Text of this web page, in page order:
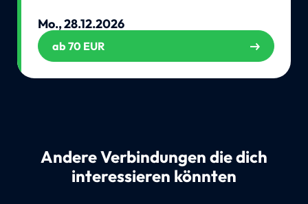
Mo., 28.12.2026
ab 70 EUR
Andere Verbindungen die dich
interessieren könnten